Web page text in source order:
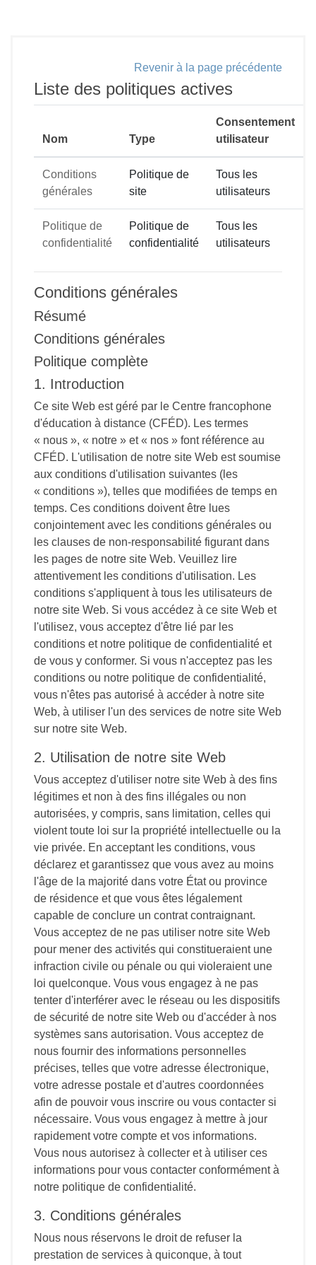
Revenir à la page précédente
Liste des politiques actives
Nom Type
Consentement
utilisateur
Conditions
générales
Politique de
site
Tous les
utilisateurs
Politique de
confidentialité
Politique de
confidentialité
Tous les
utilisateurs
Conditions générales
Résumé
Conditions générales
Politique complète
1. Introduction
Ce site Web est géré par le Centre francophone
d'éducation à distance (CFÉD). Les termes
« nous », « notre » et « nos » font référence au
CFÉD. L'utilisation de notre site Web est soumise
aux conditions d'utilisation suivantes (les
« conditions »), telles que modifiées de temps en
temps. Ces conditions doivent être lues
conjointement avec les conditions générales ou
les clauses de non-responsabilité figurant dans
les pages de notre site Web. Veuillez lire
attentivement les conditions d'utilisation. Les
conditions s'appliquent à tous les utilisateurs de
notre site Web. Si vous accédez à ce site Web et
l'utilisez, vous acceptez d'être lié par les
conditions et notre politique de confidentialité et
de vous y conformer. Si vous n'acceptez pas les
conditions ou notre politique de confidentialité,
vous n'êtes pas autorisé à accéder à notre site
Web, à utiliser l'un des services de notre site Web
sur notre site Web.
2. Utilisation de notre site Web
Vous acceptez d'utiliser notre site Web à des fins
légitimes et non à des fins illégales ou non
autorisées, y compris, sans limitation, celles qui
violent toute loi sur la propriété intellectuelle ou la
vie privée. En acceptant les conditions, vous
déclarez et garantissez que vous avez au moins
l'âge de la majorité dans votre État ou province
de résidence et que vous êtes légalement
capable de conclure un contrat contraignant.
Vous acceptez de ne pas utiliser notre site Web
pour mener des activités qui constitueraient une
infraction civile ou pénale ou qui violeraient une
loi quelconque. Vous vous engagez à ne pas
tenter d'interférer avec le réseau ou les dispositifs
de sécurité de notre site Web ou d'accéder à nos
systèmes sans autorisation. Vous acceptez de
nous fournir des informations personnelles
précises, telles que votre adresse électronique,
votre adresse postale et d'autres coordonnées
afin de pouvoir vous inscrire ou vous contacter si
nécessaire. Vous vous engagez à mettre à jour
rapidement votre compte et vos informations.
Vous nous autorisez à collecter et à utiliser ces
informations pour vous contacter conformément à
notre politique de confidentialité.
3. Conditions générales
Nous nous réservons le droit de refuser la
prestation de services à quiconque, à tout